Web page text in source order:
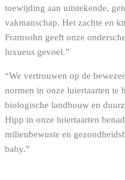
toewijding aan uitstekende,
vakmanschap. Het zachte en
Framsohn geeft onze
luxueus gevoel.”
“We vertrouwen op de
normen in onze luiertaarten te
biologische landbouw en
Hipp in onze luiertaarten
milieubewuste en
baby.”